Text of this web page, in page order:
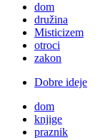
dom
družina
Misticizem
otroci
zakon
Dobre ideje
dom
knjige
praznik